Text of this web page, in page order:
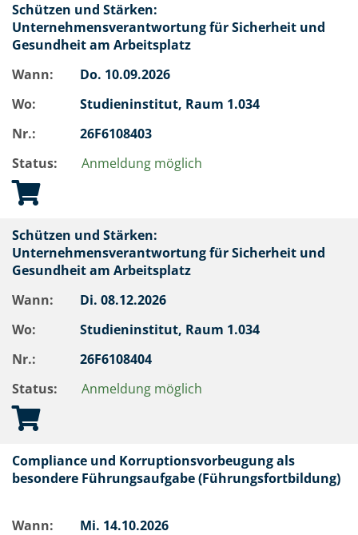
Schützen und Stärken:
Unternehmensverantwortung für Sicherheit und
Gesundheit am Arbeitsplatz
Wann:
Do. 10.09.2026
Wo:
Studieninstitut, Raum 1.034
Nr.:
26F6108403
Status:
Anmeldung möglich
Schützen und Stärken:
Unternehmensverantwortung für Sicherheit und
Gesundheit am Arbeitsplatz
Wann:
Di. 08.12.2026
Wo:
Studieninstitut, Raum 1.034
Nr.:
26F6108404
Status:
Anmeldung möglich
Compliance und Korruptionsvorbeugung als
besondere Führungsaufgabe (Führungsfortbildung)
Wann: Mi. 14.10.2026